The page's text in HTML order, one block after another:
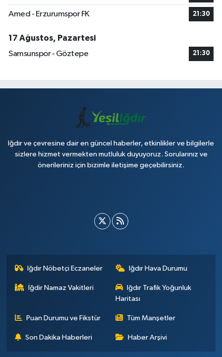
Amed - Erzurumspor FK 21:30
17 Ağustos, Pazartesi
Samsunspor - Göztepe
21:30
Iğdır ve çevresine dair en güncel haberler, etkinlikler ve bilgilerle
sizlere hizmet vermekten mutluluk duyuyoruz. Sorularınız ve
önerileriniz için bizimle iletişime geçebilirsiniz.
Iğdır Nöbetçi Eczaneler Iğdır Hava Durumu
İğdir Namaz Vakitleri
Iğdır Trafik Yoğunluk
Haritası
Puan Durumu ve Fikstür Tüm Manşetler
Son Dakika Haberleri Haber Arşivi